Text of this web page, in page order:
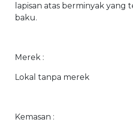
lapisan atas berminyak yang
baku.
Merek :
Lokal tanpa merek
Kemasan :